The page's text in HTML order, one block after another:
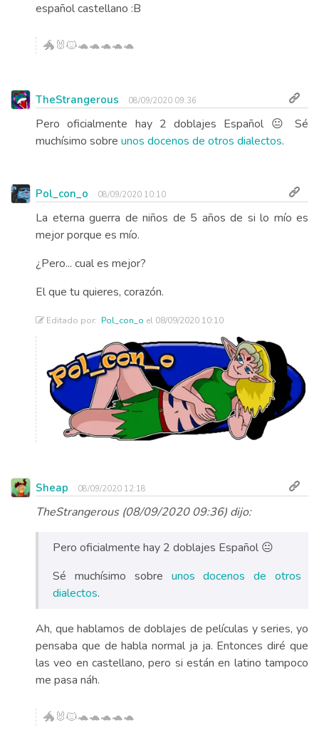
español castellano :B
🐲🐰🐱🐢🐢🐢🐢🐢
TheStrangerous 08/09/2020 09:36
Pero oficialmente hay 2 doblajes Español 😐 Sé
muchísimo sobre unos docenos de otros dialectos.
Pol_con_o 08/09/2020 10:10
La eterna guerra de niños de 5 años de si lo mío es
mejor porque es mío.
¿Pero... cual es mejor?
El que tu quieres, corazón.
Editado por: Pol_con_o el 08/09/2020 10:10
Sheap 08/09/2020 12:18
TheStrangerous (08/09/2020 09:36) dijo:
Pero oficialmente hay 2 doblajes Español 😐
Sé muchísimo sobre unos docenos de otros
dialectos.
Ah, que hablamos de doblajes de películas y series, yo
pensaba que de habla normal ja ja. Entonces diré que
las veo en castellano, pero si están en latino tampoco
me pasa náh.
🐲🐰🐱🐢🐢🐢🐢🐢